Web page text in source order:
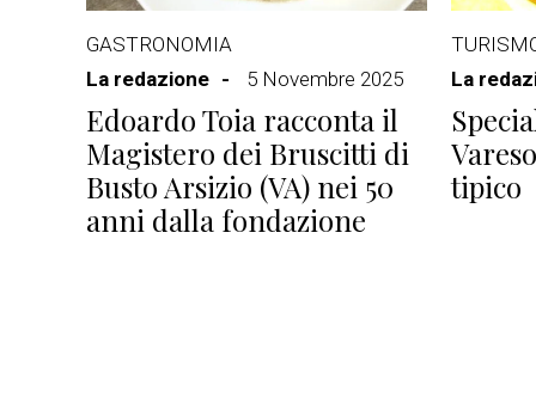
GASTRONOMIA
La redazione
5 Novembre 2025
Edoardo Toia racconta il
Magistero dei Bruscitti di
Busto Arsizio (VA) nei 50
anni dalla fondazione
La
tipico